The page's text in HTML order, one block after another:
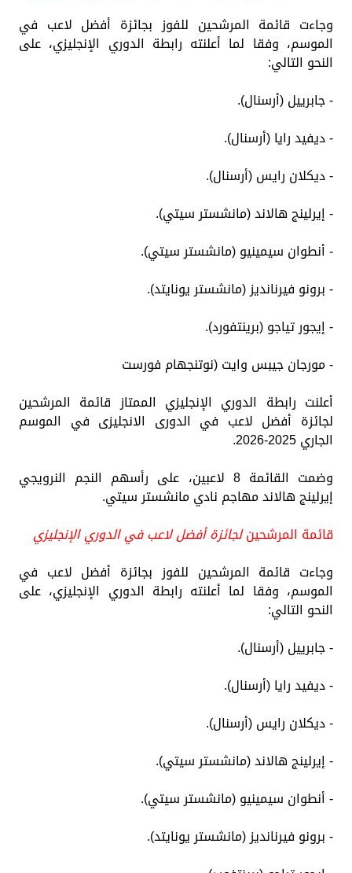
وجاءت قائمة المرشحين للفوز بجائزة أفضل لاعب في
الموسم، وفقا لما أعلنته رابطة الدوري الإنجليزي، على
النحو التالي:
- جابرييل (أرسنال).
- ديفيد رايا (أرسنال).
- ديكلان رايس (أرسنال).
- إيرلينج هالاند (مانشستر سيتي).
- أنطوان سيمينيو (مانشستر سيتي).
- برونو فيرنانديز (مانشستر يونايتد).
- إيجور تياجو (برينتفورد).
- مورجان جيبس وايت (نوتنجهام فورست
أعلنت رابطة الدوري الإنجليزي الممتاز قائمة المرشحين
لجائزة أفضل لاعب في الدورى الانجليزى في الموسم
الجاري 2025-2026.
وضمت القائمة 8 لاعبين، على رأسهم النجم النرويجي
إيرلينج هالاند مهاجم نادي مانشستر سيتي.
قائمة المرشحينلجائزة أفضل لاعب في الدوري الإنجليزي
وجاءت قائمة المرشحين للفوز بجائزة أفضل لاعب في
الموسم، وفقا لما أعلنته رابطة الدوري الإنجليزي، على
النحو التالي:
- جابرييل (أرسنال).
- ديفيد رايا (أرسنال).
- ديكلان رايس (أرسنال).
- إيرلينج هالاند (مانشستر سيتي).
- أنطوان سيمينيو (مانشستر سيتي).
- برونو فيرنانديز (مانشستر يونايتد).